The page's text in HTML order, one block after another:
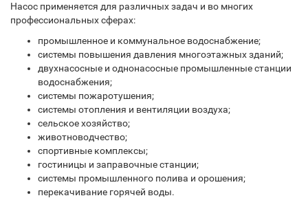
Насос применяется для различных задач и во многих
профессиональных сферах:
промышленное и коммунальное водоснабжение;
системы повышения давления многоэтажных зданий;
двухнасосные и однонасосные промышленные станции
водоснабжения;
системы пожаротушения;
системы отопления и вентиляции воздуха;
сельское хозяйство;
животноводчество;
спортивные комплексы;
гостиницы и заправочные станции;
системы промышленного полива и орошения;
перекачивание горячей воды.